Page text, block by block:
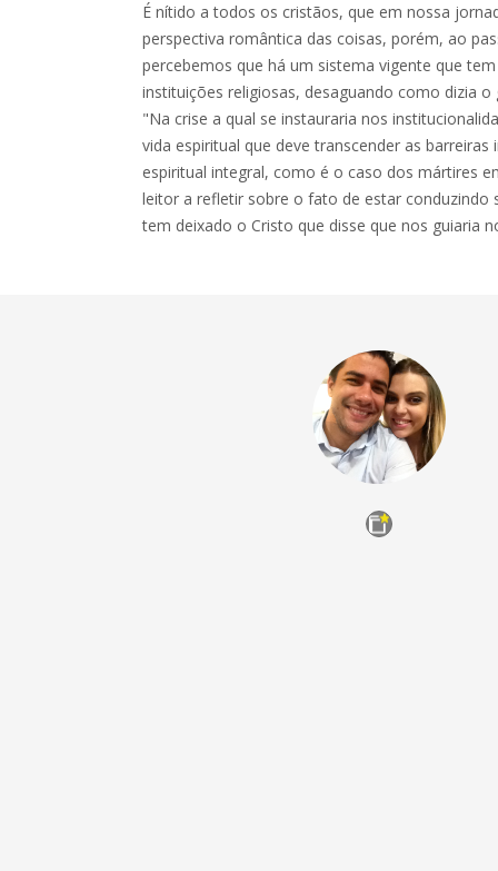
É nítido a todos os cristãos, que em nossa
perspectiva romântica das coisas, porém, ao
percebemos que há um sistema vigente que
instituições religiosas, desaguando como dizia
"Na crise a qual se instauraria nos
vida espiritual que deve transcender as
espiritual integral, como é o caso dos mártires
leitor a refletir sobre o fato de estar conduzindo
tem deixado o Cristo que disse que nos guiaria